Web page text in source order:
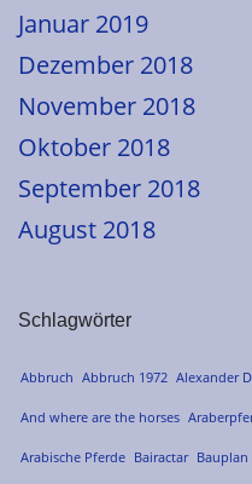
Januar 2019
Dezember 2018
November 2018
Oktober 2018
September 2018
August 2018
Schlagwörter
Abbruch Abbruch 1972 Alexander
And where are the horses
Arabische Pferde Bairactar Bauplan